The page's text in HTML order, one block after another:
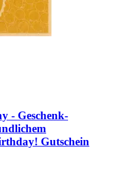
-​ Geschenk-​
Gutschein